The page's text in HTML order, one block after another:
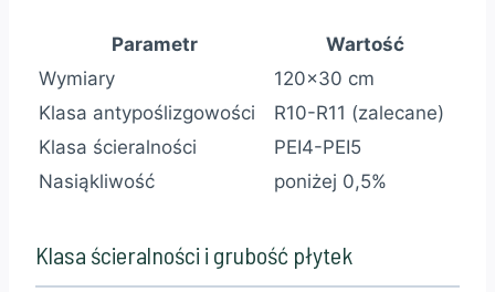
Parametr
Wartość
Wymiary
120×30 cm
Klasa antypoślizgowości
R10-R11 (zalecane)
Klasa ścieralności
PEI4-PEI5
Nasiąkliwość
poniżej 0,5%
Klasa ścieralności i grubość płytek